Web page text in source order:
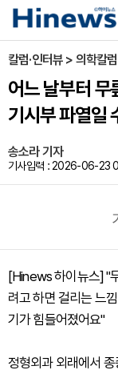
칼럼·인터뷰 > 의학칼럼
어느 날부터 무
기시부 파열일
송소라 기자
기사입력 : 2026-06-23
[Hinews 하이뉴스] "
려고 하면 걸리는 느
기가 힘들어졌어요"
정형외과 외래에서